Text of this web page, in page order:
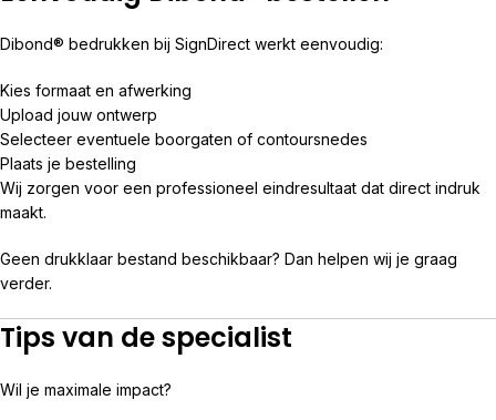
Dibond® bedrukken bij SignDirect werkt eenvoudig:
Kies formaat en afwerking
Upload jouw ontwerp
Selecteer eventuele boorgaten of contoursnedes
Plaats je bestelling
Wij zorgen voor een professioneel eindresultaat dat direct indruk
maakt.
Geen drukklaar bestand beschikbaar? Dan helpen wij je graag
verder.
Tips van de specialist
Wil je maximale impact?